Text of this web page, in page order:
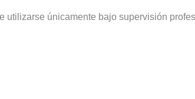
utilizarse únicamente bajo supervisión